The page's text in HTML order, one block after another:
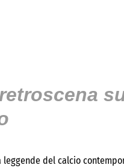
leggende del calcio